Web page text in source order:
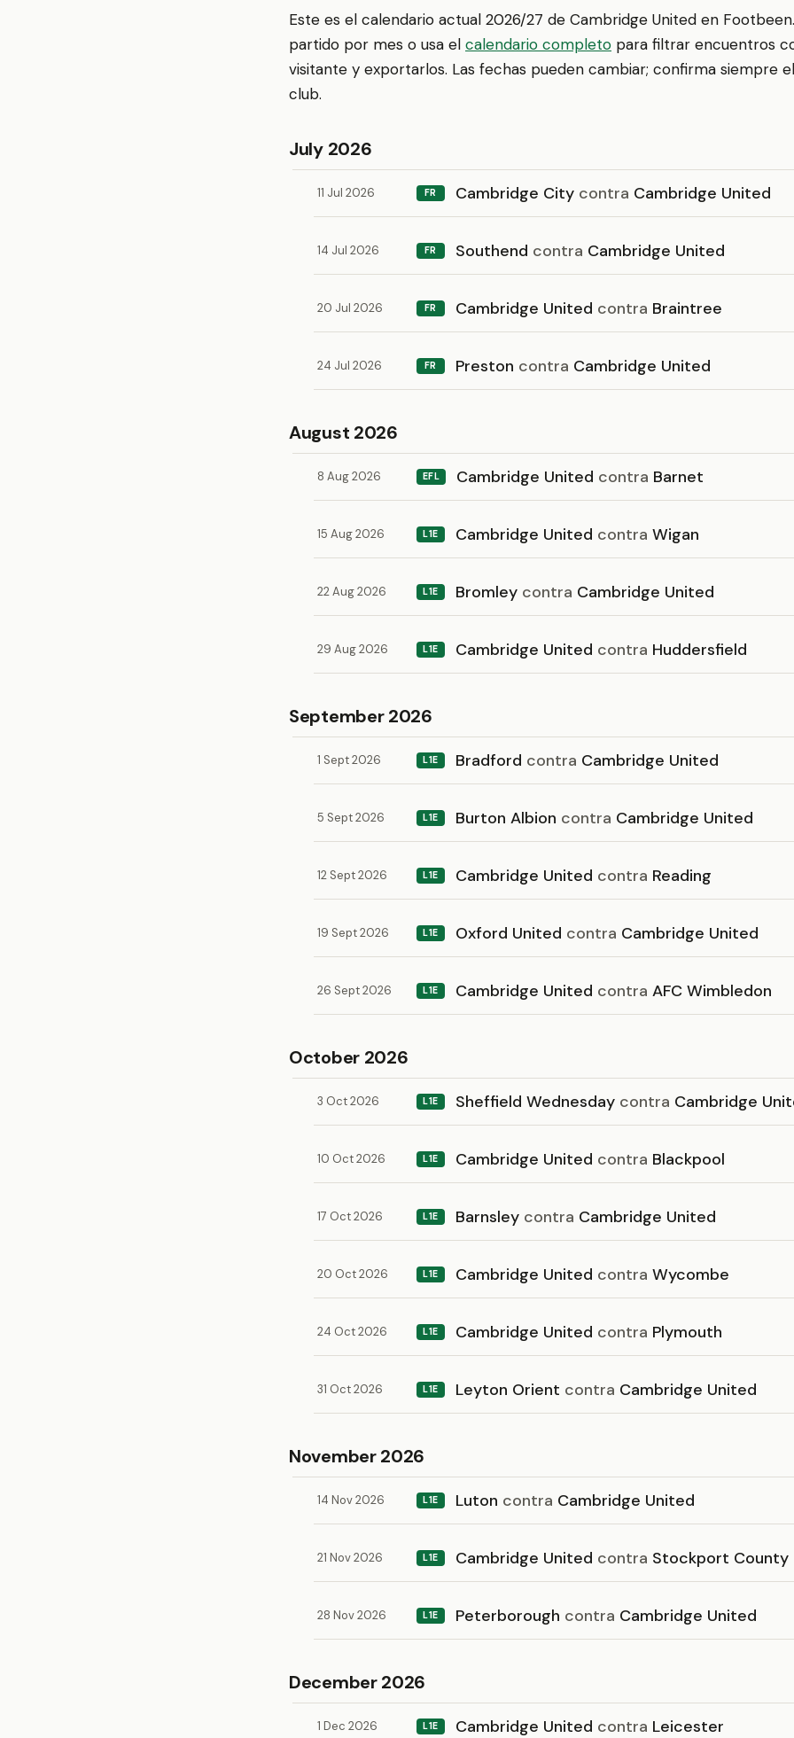
Este es el calendario actual 2026/27 de Cambridge United en
partido por mes o usa el calendario completo para filtrar encuentros
visitante y exportarlos. Las fechas pueden cambiar; confirma siempre
club.
July 2026
11 Jul 2026 FR Cambridge City contra Cambridge United
14 Jul 2026 FR Southend contra Cambridge United
20 Jul 2026 FR Cambridge United contra Braintree
24 Jul 2026 FR Preston contra Cambridge United
August 2026
8 Aug 2026 EFL Cambridge United contra Barnet
15 Aug 2026 L1E Cambridge United contra Wigan
22 Aug 2026 L1E Bromley contra Cambridge United
29 Aug 2026 L1E Cambridge United contra Huddersfield
September 2026
1 Sept 2026 L1E Bradford contra Cambridge United
5 Sept 2026 L1E Burton Albion contra Cambridge United
12 Sept 2026 L1E Cambridge United contra Reading
19 Sept 2026 L1E Oxford United contra Cambridge United
26 Sept 2026 L1E Cambridge United contra AFC Wimbledon
October 2026
3 Oct 2026 L1E Sheffield Wednesday contra Cambridge
10 Oct 2026 L1E Cambridge United contra Blackpool
17 Oct 2026 L1E Barnsley contra Cambridge United
20 Oct 2026 L1E Cambridge United contra Wycombe
24 Oct 2026 L1E Cambridge United contra Plymouth
31 Oct 2026 L1E Leyton Orient contra Cambridge United
November 2026
14 Nov 2026 L1E Luton contra Cambridge United
21 Nov 2026 L1E Cambridge United contra Stockport County
28 Nov 2026 L1E Peterborough contra Cambridge United
December 2026
1 Dec 2026 L1E Cambridge United contra Leicester